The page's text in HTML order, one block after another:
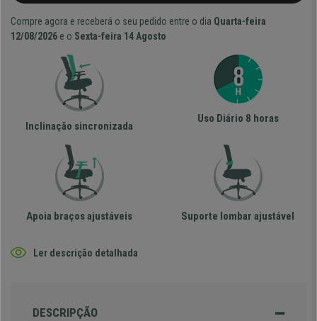
Compre agora e receberá o seu pedido entre o dia Quarta-feira
12/08/2026 e o Sexta-feira 14 Agosto
Inclinação sincronizada
Uso Diário 8 horas
Apoia braços ajustáveis Suporte lombar ajustável
Ler descrição detalhada
DESCRIPÇÃO